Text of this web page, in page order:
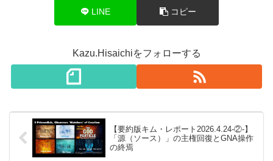
LINE コピー
Kazu.Hisaichiをフォローする
【要約版キム・レポート2026.4.24-②-】
「源（ソース）」の主権回復とGNA操作
の終焉